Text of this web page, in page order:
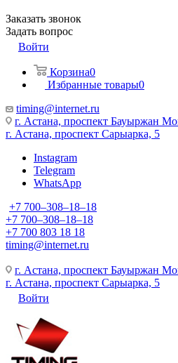
Заказать звонок
Задать вопрос
Войти
Корзина0
Избранные товары0
timing@internet.ru
г. Астана, проспект Бауыржан
г. Астана, проспект Сарыарка, 5
Instagram
Telegram
WhatsApp
+7 700‒308‒18‒18
+7 700‒308‒18‒18
+7 700 803 18 18
timing@internet.ru
г. Астана, проспект Бауыржан
г. Астана, проспект Сарыарка, 5
Войти